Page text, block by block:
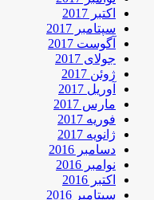
اکتبر 2017
سپتامبر 2017
آگوست 2017
جولای 2017
ژوئن 2017
آوریل 2017
مارس 2017
فوریه 2017
ژانویه 2017
دسامبر 2016
نوامبر 2016
اکتبر 2016
سپتامبر 2016